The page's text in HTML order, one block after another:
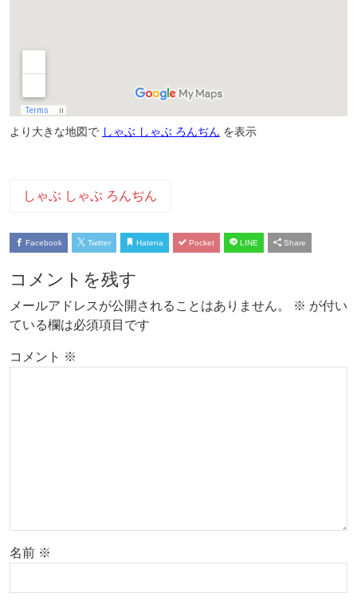
より大きな地図で しゃぶ しゃぶ ろんぢん を表示
しゃぶ しゃぶ ろんぢん
Facebook Twitter Hatena Pocket LINE Share
コメントを残す
メールアドレスが公開されることはありません。 ※ が付い
ている欄は必須項目です
コメント ※
名前 ※